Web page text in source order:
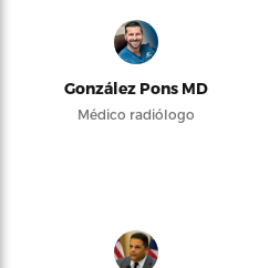
González Pons MD
Médico radiólogo